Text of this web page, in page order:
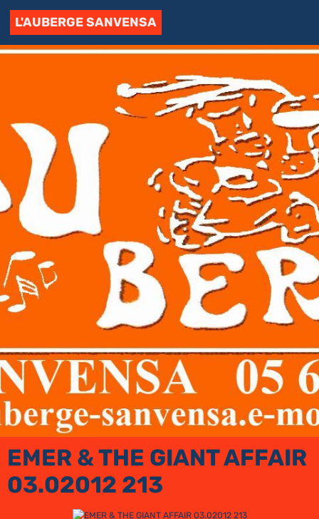
L'AUBERGE SANVENSA
EMER & THE GIANT AFFAIR
03.02012 213